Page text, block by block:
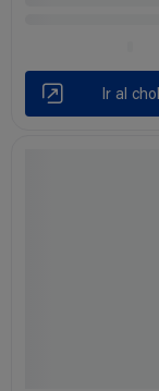
Ir al